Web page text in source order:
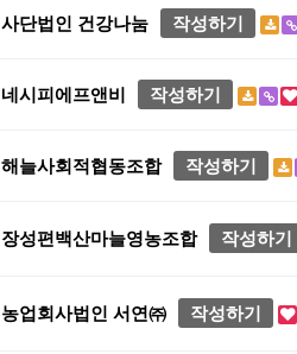
사단법인 건강나눔 작성하기
네시피에프앤비 작성하기
해늘사회적협동조합 작성하기
장성편백산마늘영농조합 작성하기
농업회사법인 서연㈜ 작성하기